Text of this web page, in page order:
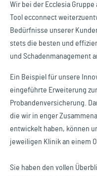
Wir bei der Ecclesia
Tool ecconnect
Bedürfnisse unserer
stets die besten und
und Schadenmanagement
Ein Beispiel für unsere
eingeführte Erweiterung
Probandenversicherung.
die wir in enger
entwickelt haben, können
jeweiligen Klinik an einem
Sie haben den vollen